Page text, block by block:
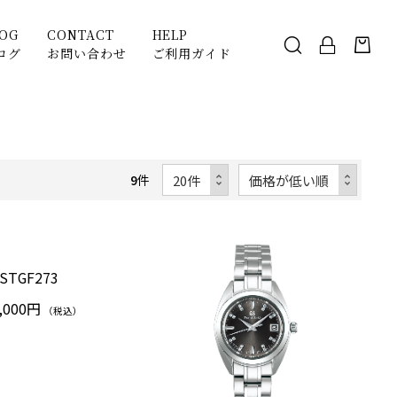
グ
CONTACT
お問い合わせ
HELP
ご利用ガイド
9件
円
（税込）